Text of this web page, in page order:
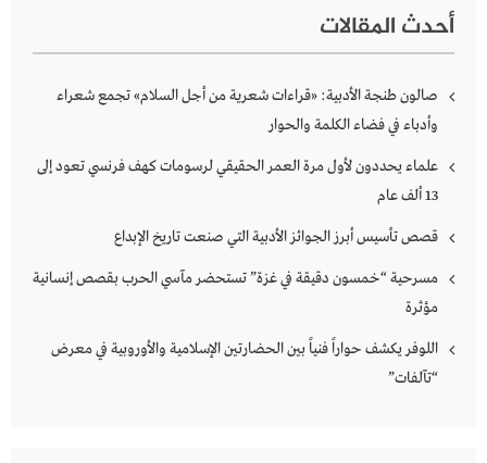
أحدث المقالات
صالون طنجة الأدبية: «قراءات شعرية من أجل السلام» تجمع شعراء
وأدباء في فضاء الكلمة والحوار
علماء يحددون لأول مرة العمر الحقيقي لرسومات كهف فرنسي تعود إلى
13 ألف عام
قصص تأسيس أبرز الجوائز الأدبية التي صنعت تاريخ الإبداع
مسرحية “خمسون دقيقة في غزة” تستحضر مآسي الحرب بقصص إنسانية
مؤثرة
اللوفر يكشف حواراً فنياً بين الحضارتين الإسلامية والأوروبية في معرض
“تآلفات”